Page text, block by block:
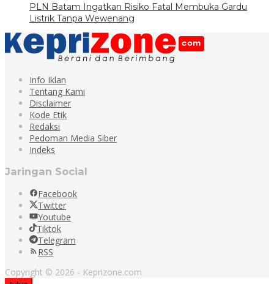
PLN Batam Ingatkan Risiko Fatal Membuka Gardu
Listrik Tanpa Wewenang
Info Iklan
Tentang Kami
Disclaimer
Kode Etik
Redaksi
Pedoman Media Siber
Indeks
Jaringan Social
Facebook
Twitter
Youtube
Tiktok
Telegram
RSS
Copyright © 2026 - Keprizone.com